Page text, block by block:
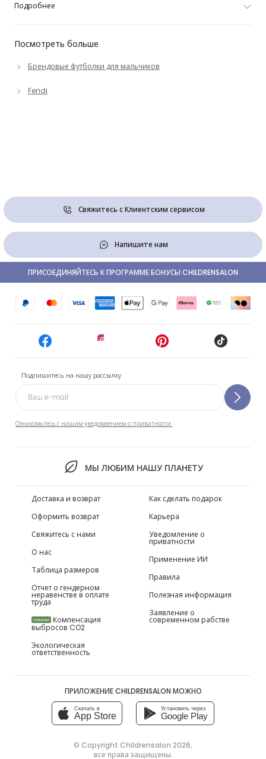
Посмотреть больше
Брендовые футболки для мальчиков
Fendi
Подробнее
Свяжитесь с Клиентским сервисом
Напишите нам
Подпишитесь на нашу рассылку
Ознакомьтесь с нашим уведомлением о приватности.
МЫ ЛЮБИМ НАШУ ПЛАНЕТУ
ПРИСОЕДИНЯЙТЕСЬ К ПРОГРАММЕ БОНУСЫ CHILDRENSALON
Доставка и возврат
Оформить возврат
Свяжитесь с нами
О нас
Таблица размеров
Отчет о гендерном
неравенстве в оплате
труда
НОВИНКИ Компенсация
выбросов CO2
Экологическая
ответственность
Как сделать подарок
Карьера
Уведомление о
приватности
Применение ИИ
Правила
Полезная информация
Заявление о
современном рабстве
ПРИЛОЖЕНИЕ CHILDRENSALON МОЖНО
Скачать в
App Store
Установить через
Google Play
© Copyright Childrensalon 2026,
все права защищены.